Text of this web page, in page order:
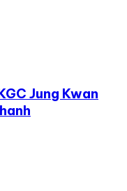
Jung Kwan